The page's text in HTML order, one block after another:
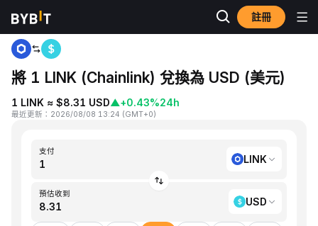
註冊
首頁 LINK to USD
將 1 LINK (Chainlink) 兌換為 USD (美元)
1 LINK ≈ $8.31 USD▲+0.43%24h
最近更新 ： 2026/08/08 13:24 (GMT+0)
支付
LINK
預估收到
USD